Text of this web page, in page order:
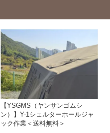
【YSGMS（ヤンサンゴムシ
ン）】Y-1シェルターホールジャ
ック作業＜送料無料＞